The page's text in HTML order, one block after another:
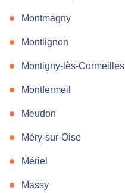
Montmagny
Montlignon
Montigny-lès-Cormeilles
Montfermeil
Meudon
Méry-sur-Oise
Mériel
Massy